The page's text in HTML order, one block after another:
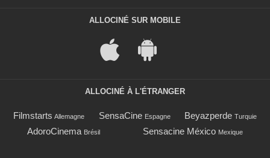
ALLOCINÉ SUR MOBILE
ALLOCINÉ À L'ÉTRANGER
Filmstarts Allemagne SensaCine Espagne Beyazperde Turquie
AdoroCinema Brésil Sensacine México Mexique